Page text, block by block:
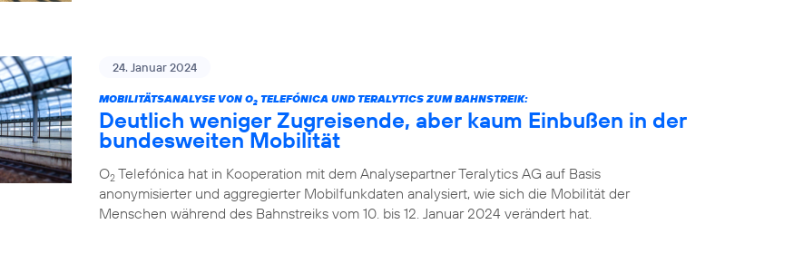
24. Januar 2024
MOBILITÄTSANALYSE VON O2 TELEFÓNICA UND TERALYTICS ZUM BAHNSTREIK:
Deutlich weniger Zugreisende, aber kaum Einbußen in der
bundesweiten Mobilität
O2 Telefónica hat in Kooperation mit dem Analysepartner Teralytics AG auf Basis
anonymisierter und aggregierter Mobilfunkdaten analysiert, wie sich die Mobilität der
Menschen während des Bahnstreiks vom 10. bis 12. Januar 2024 verändert hat.